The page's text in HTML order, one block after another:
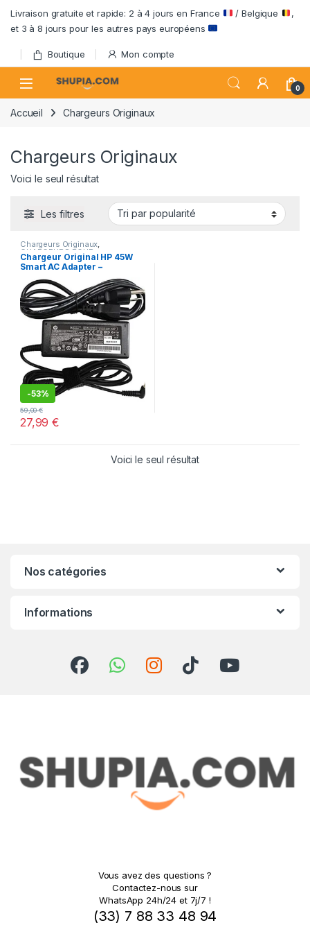
Livraison gratuite et rapide: 2 à 4 jours en France / Belgique
,
et 3 à 8 jours pour les autres pays européens
Boutique Mon compte
Open 0
Accueil Chargeurs Originaux
Chargeurs Originaux
Voici le seul résultat
Les filtres
Chargeurs Originaux,
CHARGEURS POUR
ORDINATEURS
Chargeur Original HP 45W
Smart AC Adapter –
Adaptateur Secteur avec
Câble d’Alimentation
-53%
27,99€
59,00€
Voici le seul résultat
Nos catégories
Informations
Vous avez des questions ?
Contactez-nous sur
WhatsApp 24h/24 et 7j/7 !
(33) 7 88 33 48 94